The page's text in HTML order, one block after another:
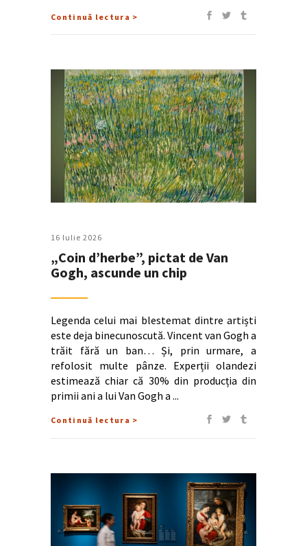
Continuă lectura >
16 Iulie 2026
„Coin d’herbe”, pictat de Van
Gogh, ascunde un chip
Legenda celui mai blestemat dintre artiști
este deja binecunoscută. Vincent van Gogh a
trăit fără un ban… Și, prin urmare, a
refolosit multe pânze. Experții olandezi
estimează chiar că 30% din producția din
primii ani a lui Van Gogh a
Continuă lectura >